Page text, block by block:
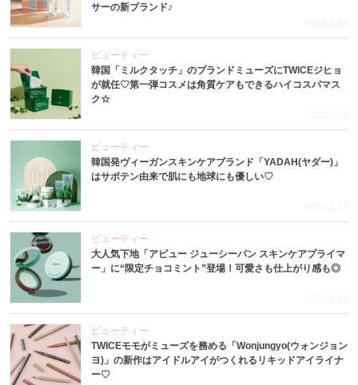
サーの新ブランド♪
2023.3.18
ビューティー
韓国「ミルクタッチ」のブランドミューズにTWICEジヒョ
が就任♡第一弾コスメは角質ケアもできるハイコスパマス
ク☆
2023.3.8
ビューティー
韓国発ヴィーガンスキンケアブランド「YADAH(ヤダー)」
はサボテン由来で肌にも地球にも優しい♡
2023.1.27
ビューティー
大人気下地「アピュー ジューシーパン スキンケアプライマ
ー」に“限定チョコミント”登場！可愛さも仕上がり感も◎
2023.1.11
ビューティー
TWICEモモがミューズを務める「Wonjungyo(ウォンジョン
ヨ)」の新作はアイドルアイがつくれるリキッドアイライナ
ー♡